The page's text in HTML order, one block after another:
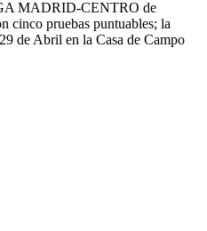
MADRID-CENTRO de
pruebas puntuables; la
de Abril en la Casa de Campo